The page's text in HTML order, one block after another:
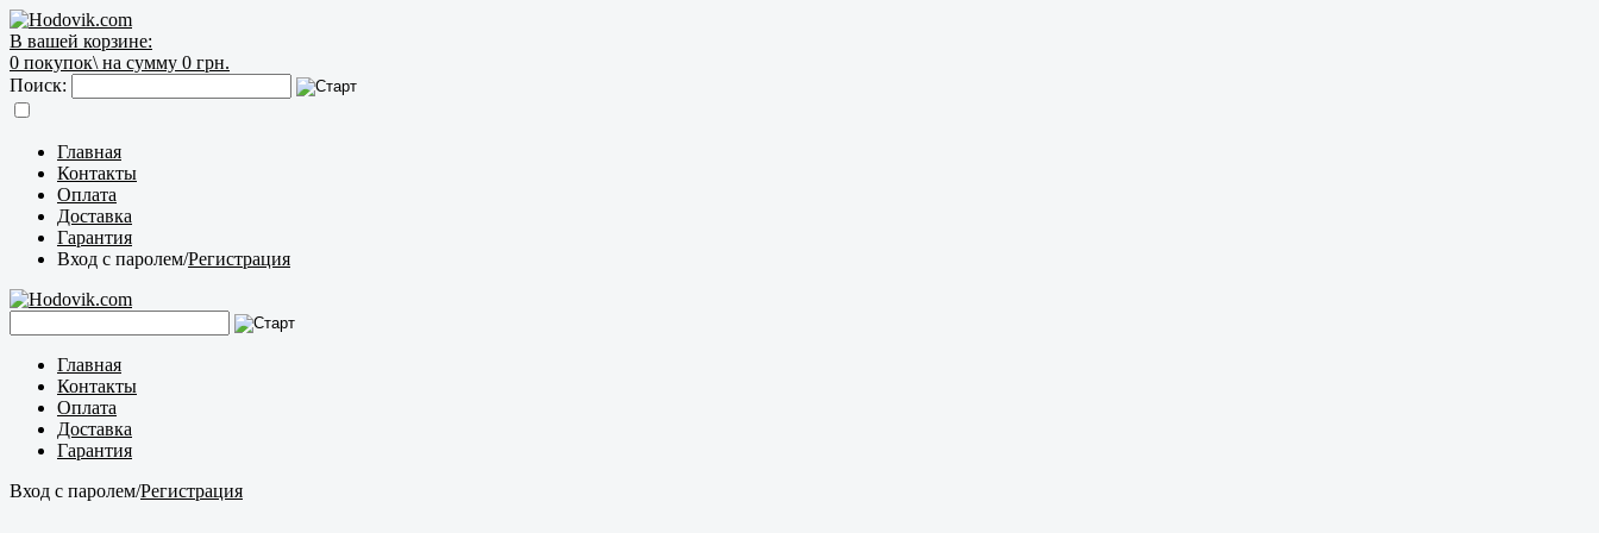
В вашей корзине:
0 покупок\ на сумму 0 грн.
Поиск:
Главная
Контакты
Оплата
Доставка
Гарантия
Вход с паролем/Регистрация
Главная
Контакты
Оплата
Доставка
Гарантия
Вход с паролем/Регистрация